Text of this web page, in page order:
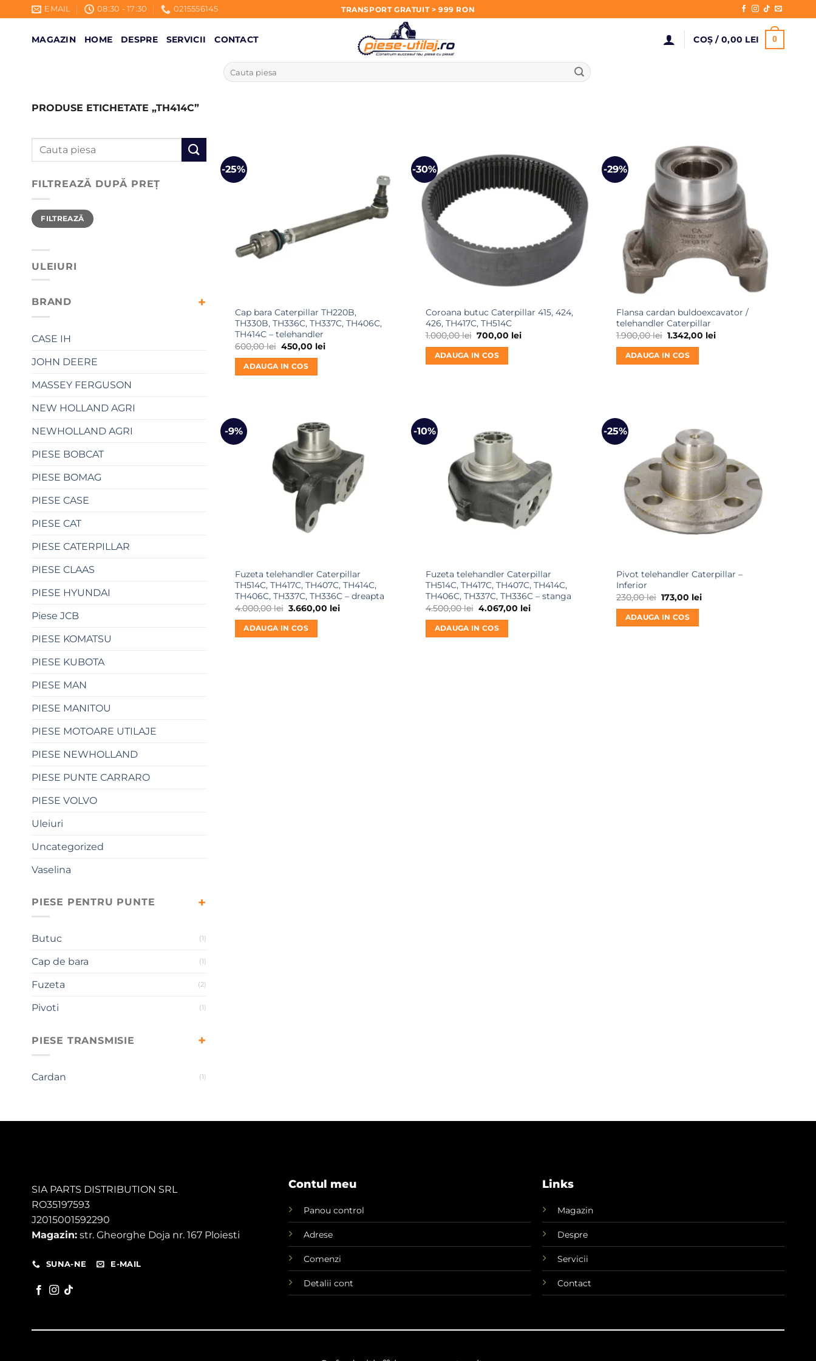
to
content
EMAIL 08:30 - 17:30 0215556145 TRANSPORT GRATUIT > 999 RON
MAGAZIN HOME DESPRE SERVICII CONTACT COȘ / 0,00 LEI 0
Caută
după:
PRODUSE ETICHETATE „TH414C”
Caută
FILTREAZĂ DUPĂ PREȚ
Preț
minim
Preț
maxim
FILTREAZĂ
ULEIURI
BRAND
CASE IH
JOHN DEERE
MASSEY FERGUSON
NEW HOLLAND AGRI
NEWHOLLAND AGRI
PIESE BOBCAT
PIESE BOMAG
PIESE CASE
PIESE CAT
PIESE CATERPILLAR
PIESE CLAAS
PIESE HYUNDAI
Piese JCB
PIESE KOMATSU
PIESE KUBOTA
PIESE MAN
PIESE MANITOU
PIESE MOTOARE UTILAJE
PIESE NEWHOLLAND
PIESE PUNTE CARRARO
PIESE VOLVO
Uleiuri
Uncategorized
Vaselina
PIESE PENTRU PUNTE
Butuc (1)
Cap de bara (1)
Fuzeta (2)
Pivoti (1)
PIESE TRANSMISIE
Cardan (1)
-25%
Cap bara Caterpillar TH220B,
TH330B, TH336C, TH337C, TH406C,
TH414C – telehandler
600,00lei Prețul
inițial
a
fost:
450,00 leiPrețul
ADAUGA IN COS
-30%
Coroana butuc Caterpillar 415, 424,
426, TH417C, TH514C
1.000,00lei Prețul
inițial
a
fost:
700,00 leiPrețul
ADAUGA IN COS
-29%
Flansa cardan buldoexcavator /
telehandler Caterpillar
1.900,00lei Prețul
inițial
a
fost:
1.342,00 leiPrețul
ADAUGA IN COS
-9%
Fuzeta telehandler Caterpillar
TH514C, TH417C, TH407C, TH414C,
TH406C, TH337C, TH336C – dreapta
4.000,00lei Prețul
a
fost:
3.660,00 leiPrețul
ADAUGA IN COS
-10%
Fuzeta telehandler Caterpillar
TH514C, TH417C, TH407C, TH414C,
TH406C, TH337C, TH336C – stanga
4.500,00lei Prețul
a
fost:
4.067,00 leiPrețul
ADAUGA IN COS
-25%
Pivot telehandler Caterpillar –
Inferior
230,00lei Prețul
inițial
a
fost:
173,00 leiPrețul
ADAUGA IN COS
SIA PARTS DISTRIBUTION SRL
RO35197593
J2015001592290
Magazin: str. Gheorghe Doja nr. 167 Ploiesti
SUNA-NE E-MAIL
Contul meu
Panou control
Adrese
Comenzi
Detalii cont
Links
Magazin
Despre
Servicii
Contact